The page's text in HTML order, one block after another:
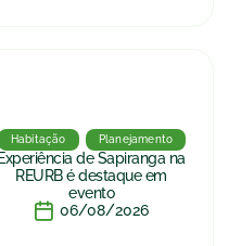
Habitação Planejamento
Experiência de Sapiranga na
REURB é destaque em
evento
06/08/2026